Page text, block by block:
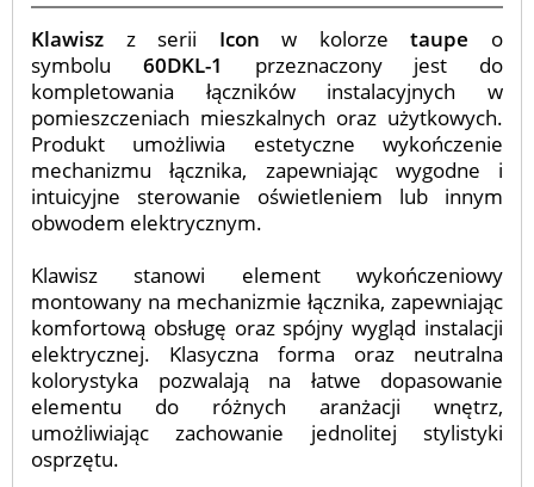
Klawisz z serii Iconw kolorze taupe o
symbolu 60DKL-1 przeznaczony jest do
kompletowania łączników instalacyjnych w
pomieszczeniach mieszkalnych oraz użytkowych.
Produkt umożliwia estetyczne wykończenie
mechanizmu łącznika, zapewniając wygodne i
intuicyjne sterowanie oświetleniem lub innym
obwodem elektrycznym.
Klawisz stanowi element wykończeniowy
montowany na mechanizmie łącznika, zapewniając
komfortową obsługę oraz spójny wygląd instalacji
elektrycznej. Klasyczna forma oraz neutralna
kolorystyka pozwalają na łatwe dopasowanie
elementu do różnych aranżacji wnętrz,
umożliwiając zachowanie jednolitej stylistyki
osprzętu.